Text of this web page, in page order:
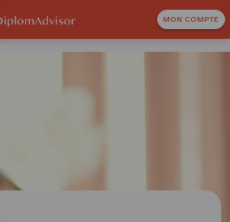
MON COMPTE